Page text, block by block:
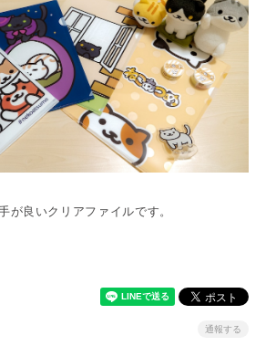
が良いクリアファイルです。
通報する